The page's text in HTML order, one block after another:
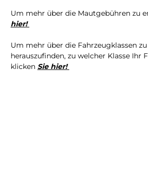
Um mehr über die Mautgebühren zu
hier!
Um mehr über die Fahrzeugklassen
herauszufinden, zu welcher Klasse Ihr
klicken Sie hier!